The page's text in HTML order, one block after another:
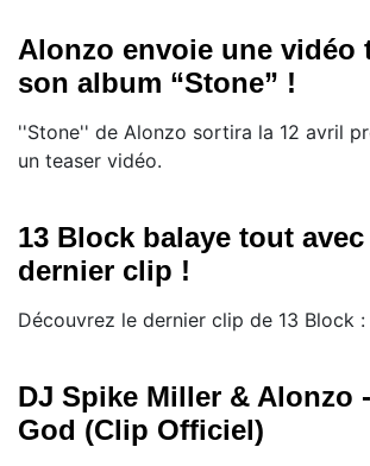
Alonzo envoie une vidéo
son album “Stone” !
''Stone'' de Alonzo sortira la 12 avril
un teaser vidéo.
13 Block balaye tout
dernier clip !
Découvrez le dernier clip de 13 Block
DJ Spike Miller & Alonzo
God (Clip Officiel)